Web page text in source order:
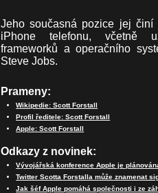
Jeho současná pozice jej činí
iPhone telefonu, včetně
frameworků a operačního
Steve Jobs.
Prameny:
Wikipedie: Scott Forstall
Profil ředitele: Scott Forstall
Apple: Scott Forstall
Odkazy z novinek:
Vývojářská konference Apple je
Twitter Scotta Forstalla může znamenat
Jak šéf Apple pomáhá společnosti i ze